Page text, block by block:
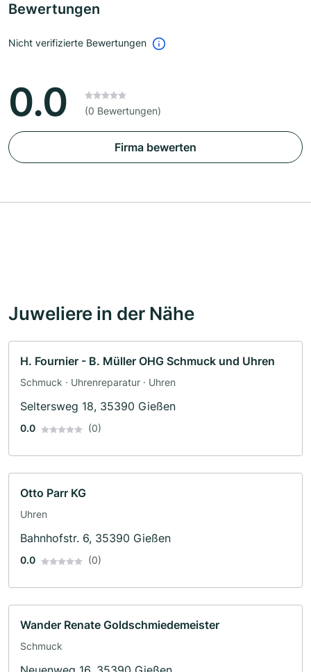
Bewertungen
Nicht verifizierte Bewertungen
0.0 (0 Bewertungen)
Firma bewerten
Juweliere in der Nähe
H. Fournier - B. Müller OHG Schmuck und Uhren
Schmuck · Uhrenreparatur · Uhren
Seltersweg 18, 35390 Gießen
0.0 (0)
Otto Parr KG
Uhren
Bahnhofstr. 6, 35390 Gießen
0.0 (0)
Wander Renate Goldschmiedemeister
Schmuck